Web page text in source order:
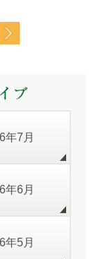
年7月
年6月
年5月